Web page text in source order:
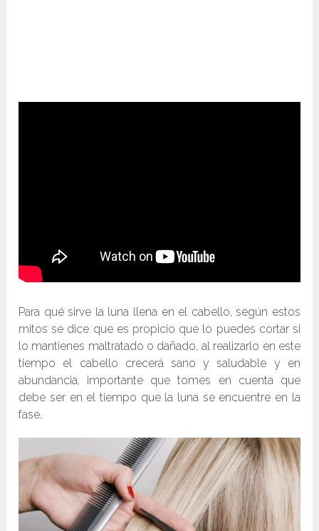
Para qué sirve la luna llena en el cabello, según estos
mitos se dice que es propicio que lo puedes cortar si
lo mantienes maltratado o dañado, al realizarlo en este
tiempo el cabello crecerá sano y saludable y en
abundancia, importante que tomes en cuenta que
debe ser en el tiempo que la luna se encuentre en la
fase.